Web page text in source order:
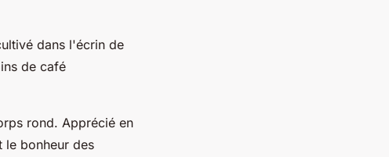
dans l'écrin de
de café
rond. Apprécié en
le bonheur des